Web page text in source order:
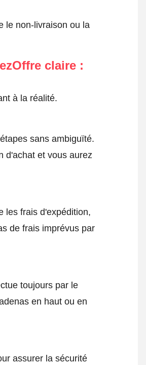
le non-livraison ou la
claire :
à la réalité.
sans ambiguïté.
d'achat et vous aurez
les frais d'expédition,
de frais imprévus par
toujours par le
en haut ou en
assurer la sécurité